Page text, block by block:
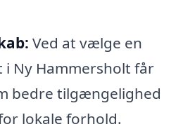
Ved at vælge en
i Ny Hammersholt får
bedre tilgængelighed
lokale forhold.